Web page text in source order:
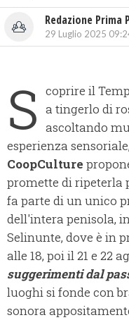
Redazione Prima
29 Luglio 2025
S coprire il
a tingerlo di
ascoltando
esperienza
CoopCulture
promette di ripeterla
fa parte di un unico
dell'intera penisola,
Selinunte, dove è in
alle 18, poi il 21 e 22
suggerimenti dal
luoghi si fonde con
sonora